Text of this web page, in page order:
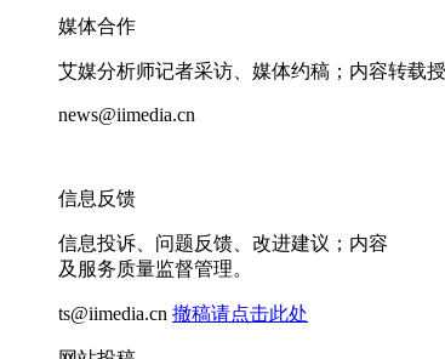
媒体合作
艾媒分析师记者采访、媒体约稿；内容转载
news@iimedia.cn
信息反馈
信息投诉、问题反馈、改进建议；内容
及服务质量监督管理。
ts@iimedia.cn 撤稿请点击此处